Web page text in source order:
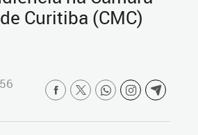
Curitiba (CMC)